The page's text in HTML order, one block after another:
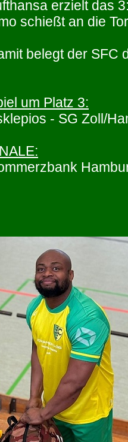
erzielt das
schießt an die
belegt der SFC
um Platz 3:
- SG Zoll/